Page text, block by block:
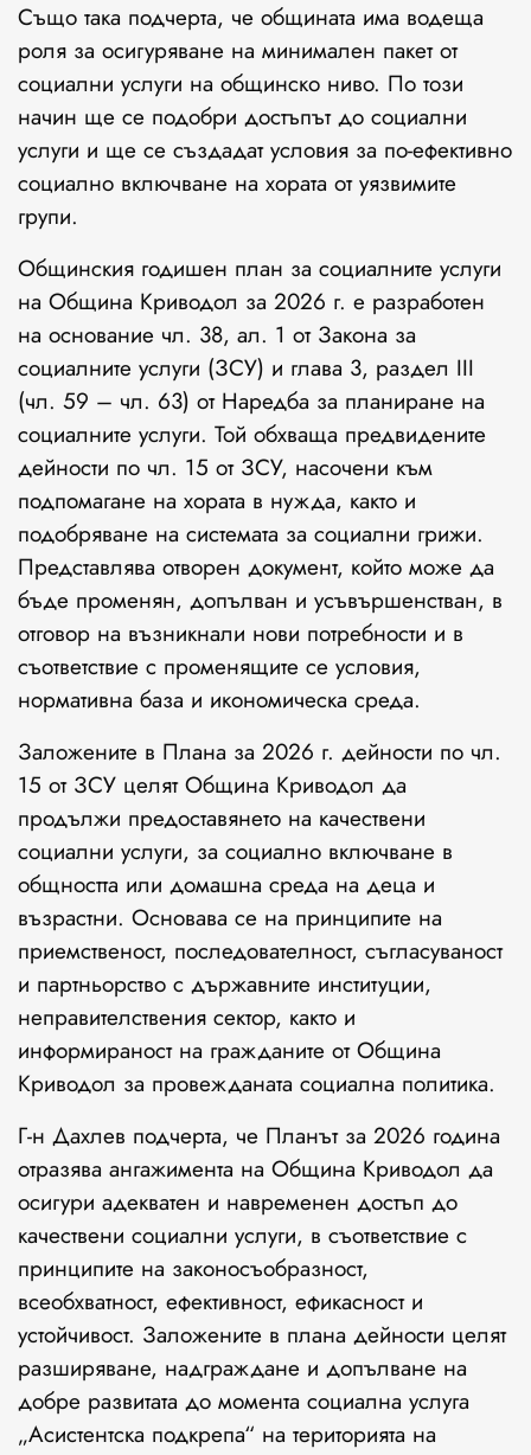
Също така подчерта, че общината има водеща
роля за осигуряване на минимален пакет от
социални услуги на общинско ниво. По този
начин ще се подобри достъпът до социални
услуги и ще се създадат условия за по-ефективно
социално включване на хората от уязвимите
групи.
Общинския годишен план за социалните услуги
на Община Криводол за 2026 г. е разработен
на основание чл. 38, ал. 1 от Закона за
социалните услуги (ЗСУ) и глава 3, раздел III
(чл. 59 – чл. 63) от Наредба за планиране на
социалните услуги. Той обхваща предвидените
дейности по чл. 15 от ЗСУ, насочени към
подпомагане на хората в нужда, както и
подобряване на системата за социални грижи.
Представлява отворен документ, който може да
бъде променян, допълван и усъвършенстван, в
отговор на възникнали нови потребности и в
съответствие с променящите се условия,
нормативна база и икономическа среда.
Заложените в Плана за 2026 г. дейности по чл.
15 от ЗСУ целят Община Криводол да
продължи предоставянето на качествени
социални услуги, за социално включване в
общността или домашна среда на деца и
възрастни. Основава се на принципите на
приемственост, последователност, съгласуваност
и партньорство с държавните институции,
неправителствения сектор, както и
информираност на гражданите от Община
Криводол за провежданата социална политика.
Г-н Дахлев подчерта, че Планът за 2026 година
отразява ангажимента на Община Криводол да
осигури адекватен и навременен достъп до
качествени социални услуги, в съответствие с
принципите на законосъобразност,
всеобхватност, ефективност, ефикасност и
устойчивост. Заложените в плана дейности целят
разширяване, надграждане и допълване на
добре развитата до момента социална услуга
„Асистентска подкрепа“ на територията на